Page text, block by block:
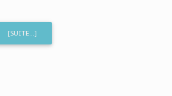
[SUITE...]